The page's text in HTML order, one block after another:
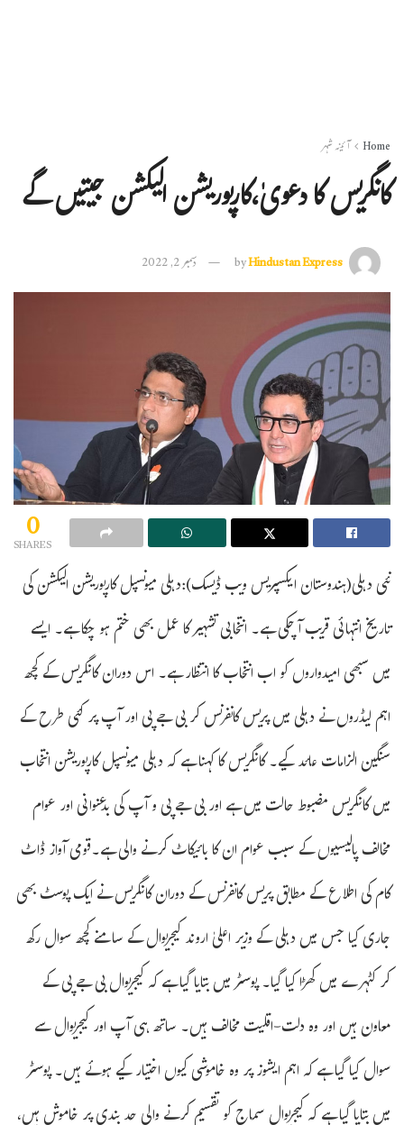
Home آئینہ شہر
کانگریس کا دعویٰ،کارپوریشن الیکشن جیتیں گے
byHindustan Express دسمبر 2, 2022
0
SHARES
نئی دہلی(ہندوستان ایکسپریس ویب ڈیسک):دہلی میونسپل کارپوریشن الیکشن کی
تاریخ انتہائی قریب آ چکی ہے۔ انتخابی تشہیر کا عمل بھی ختم ہو چکا ہے۔ ایسے
میں سبھی امیدواروں کو اب انتخاب کا انتظار ہے۔ اس دوران کانگریس کے کچھ
اہم لیڈروں نے دہلی میں پریس کانفرنس کر بی جے پی اور آپ پر کئی طرح کے
سنگین الزامات عائد کیے۔ کانگریس کا کہنا ہے کہ دہلی میونسپل کارپوریشن انتخاب
میں کانگریس مضبوط حالت میں ہے اور بی جے پی و آپ کی بدعنوانی اور عوام
مخالف پالیسیوں کے سبب عوام ان کا بائیکاٹ کرنے والی ہے۔قومی آواز ڈاٹ
کام کی اطلاع کے مطابق پریس کانفرنس کے دوران کانگریس نے ایک پوسٹ بھی
جاری کیا جس میں دہلی کے وزیر اعلیٰ اروند کیجریوال کے سامنے کچھ سوال رکھ
کر کٹہرے میں کھڑا کیا گیا۔ پوسٹر میں بتایا گیا ہے کہ کیجریوال بی جے پی کے
معاون ہیں اور وہ دلت-اقلیت مخالف ہیں۔ ساتھ ہی آپ اور کیجریوال سے
سوال کیا گیا ہے کہ اہم ایشوز پر وہ خاموشی کیوں اختیار کیے ہوئے ہیں۔ پوسٹر